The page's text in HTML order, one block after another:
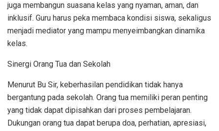
juga membangun suasana kelas yang nyaman, aman, dan
inklusif. Guru harus peka membaca kondisi siswa, sekaligus
menjadi mediator yang mampu menyeimbangkan dinamika
kelas.
Sinergi Orang Tua dan Sekolah
Menurut Bu Sir, keberhasilan pendidikan tidak hanya
bergantung pada sekolah. Orang tua memiliki peran penting
yang tidak dapat dipisahkan dari proses pembelajaran.
Dukungan orang tua dapat berupa doa, perhatian, apresiasi,